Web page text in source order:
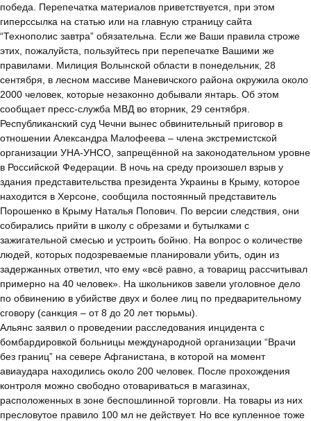
победа. Перепечатка материалов приветствуется, при этом
гиперссылка на статью или на главную страницу сайта
“Технополис завтра” обязательна. Если же Ваши правила строже
этих, пожалуйста, пользуйтесь при перепечатке Вашими же
правилами. Милиция Волынской области в понедельник, 28
сентября, в лесном массиве Маневичского района окружила около
2000 человек, которые незаконно добывали янтарь. Об этом
сообщает пресс-служба МВД во вторник, 29 сентября.
Республиканский суд Чечни вынес обвинительный приговор в
отношении Александра Малофеева – члена экстремистской
организации УНА-УНСО, запрещённой на законодательном уровне
в Российской Федерации. В ночь на среду произошел взрыв у
здания представительства президента Украины в Крыму, которое
находится в Херсоне, сообщила постоянный представитель
Порошенко в Крыму Наталья Попович. По версии следствия, они
собирались прийти в школу с обрезами и бутылками с
зажигательной смесью и устроить бойню. На вопрос о количестве
людей, которых подозреваемые планировали убить, один из
задержанных ответил, что ему «всё равно, а товарищ рассчитывал
примерно на 40 человек». На школьников завели уголовное дело
по обвинению в убийстве двух и более лиц по предварительному
сговору (санкция – от 8 до 20 лет тюрьмы).
Альянс заявил о проведении расследования инцидента с
бомбардировкой больницы международной организации “Врачи
без границ” на севере Афганистана, в которой на момент
авиаудара находились около 200 человек. После прохождения
контроля можно свободно отовариваться в магазинах,
расположенных в зоне беспошлинной торговли. На товары из них
пресловутое правило 100 мл не действует. Но все купленное тоже